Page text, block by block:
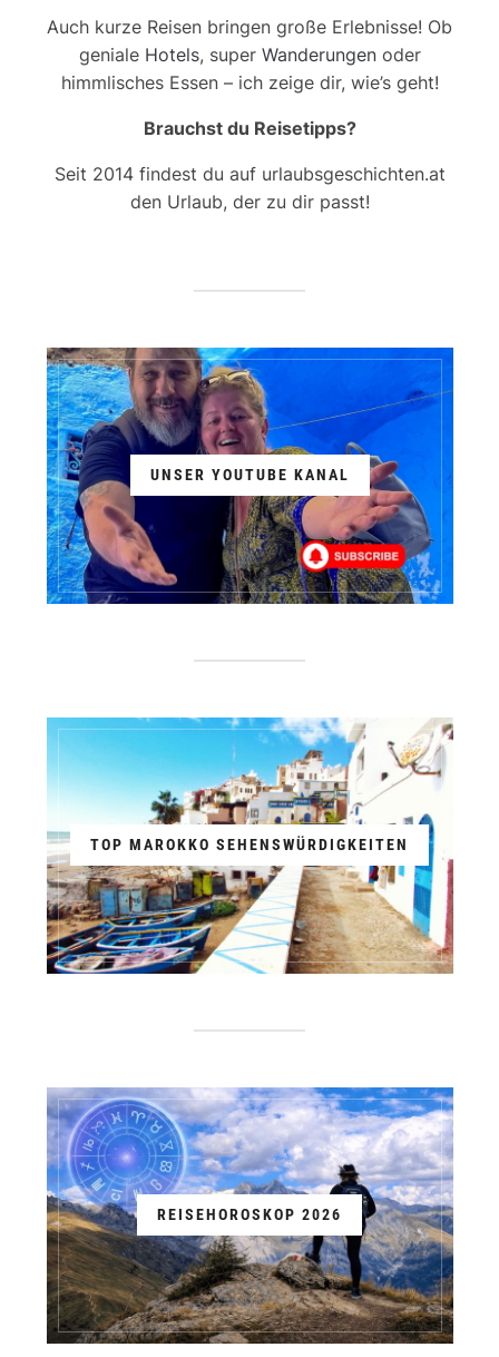
Auch kurze Reisen bringen große Erlebnisse! Ob
geniale Hotels, super Wanderungenoder
himmlisches Essen – ich zeige dir, wie’s geht!
Brauchst du Reisetipps?
Seit 2014 findest du auf urlaubsgeschichten.at
den Urlaub, der zu dir passt!
UNSER YOUTUBE KANAL
TOP MAROKKO SEHENSWÜRDIGKEITEN
REISEHOROSKOP 2026